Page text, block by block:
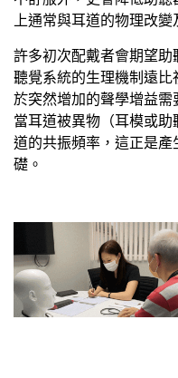
上通常與耳道的物理改變
許多初次配戴者會期望
聽覺系統的生理機制遠
於突然增加的聲學增益
當耳道被異物（耳模或
道的共振頻率，這正是
礎。